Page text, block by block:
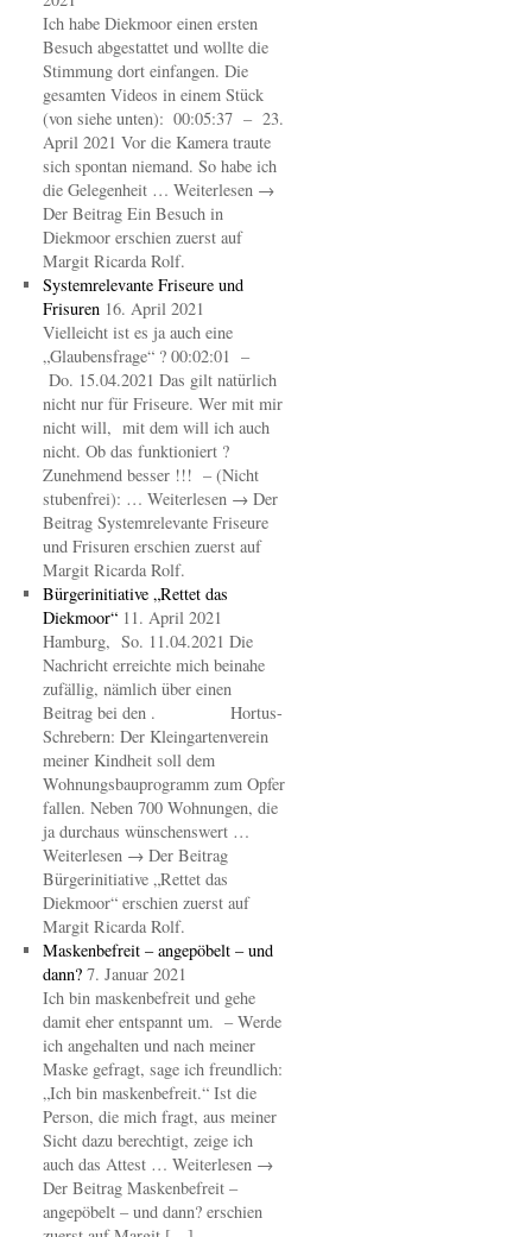
Ich habe Diekmoor einen ersten
Besuch abgestattet und wollte die
Stimmung dort einfangen. Die
gesamten Videos in einem Stück
(von siehe unten): 00:05:37 – 23.
April 2021 Vor die Kamera traute
sich spontan niemand. So habe ich
die Gelegenheit … Weiterlesen →
Der Beitrag Ein Besuch in
Diekmoor erschien zuerst auf
Margit Ricarda Rolf.
Systemrelevante Friseure und
Frisuren 16. April 2021
Vielleicht ist es ja auch eine
„Glaubensfrage“ ? 00:02:01 –
Do. 15.04.2021 Das gilt natürlich
nicht nur für Friseure. Wer mit mir
nicht will, mit dem will ich auch
nicht. Ob das funktioniert ?
Zunehmend besser !!! – (Nicht
stubenfrei): … Weiterlesen → Der
Beitrag Systemrelevante Friseure
und Frisuren erschien zuerst auf
Margit Ricarda Rolf.
Bürgerinitiative „Rettet das
Diekmoor“ 11. April 2021
Hamburg, So. 11.04.2021 Die
Nachricht erreichte mich beinahe
zufällig, nämlich über einen
Beitrag bei den . Hortus-
Schrebern: Der Kleingartenverein
meiner Kindheit soll dem
Wohnungsbauprogramm zum Opfer
fallen. Neben 700 Wohnungen, die
ja durchaus wünschenswert …
Weiterlesen → Der Beitrag
Bürgerinitiative „Rettet das
Diekmoor“ erschien zuerst auf
Margit Ricarda Rolf.
Maskenbefreit – angepöbelt – und
dann? 7. Januar 2021
Ich bin maskenbefreit und gehe
damit eher entspannt um. – Werde
ich angehalten und nach meiner
Maske gefragt, sage ich freundlich:
„Ich bin maskenbefreit.“ Ist die
Person, die mich fragt, aus meiner
Sicht dazu berechtigt, zeige ich
auch das Attest … Weiterlesen →
Der Beitrag Maskenbefreit –
angepöbelt – und dann? erschien